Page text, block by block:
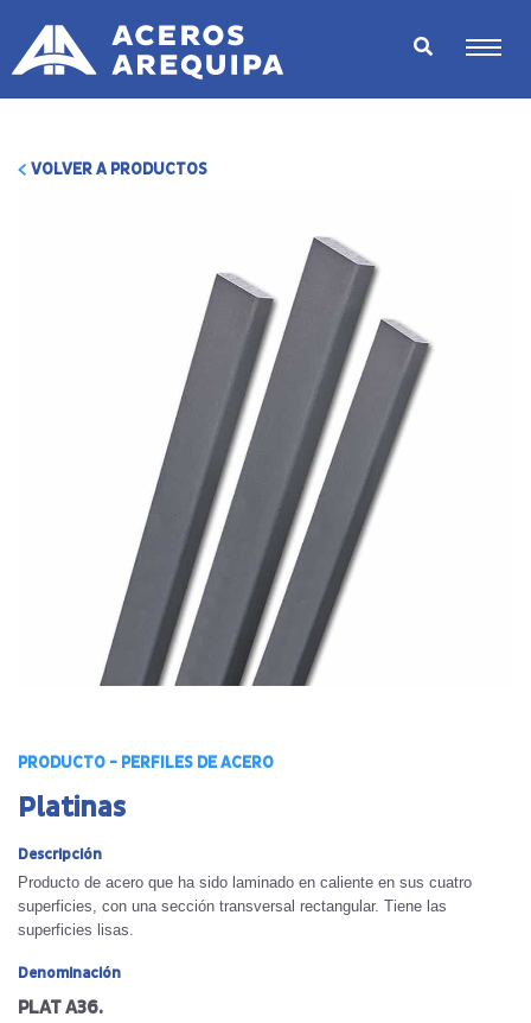
VOLVER A PRODUCTOS
PRODUCTO - PERFILES DE ACERO
Platinas
Descripción
Producto de acero que ha sido laminado en caliente en sus cuatro
superficies, con una sección transversal rectangular. Tiene las
superficies lisas.
Denominación
PLAT A36.